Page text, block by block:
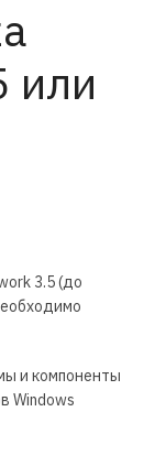
или
3.5 (до
и компоненты
Windows